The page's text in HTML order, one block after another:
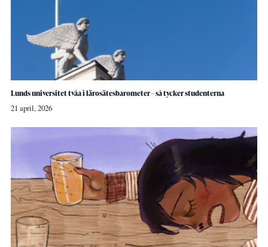
Lunds universitet tvåa i lärosätesbarometer – så tycker studenterna
21 april, 2026